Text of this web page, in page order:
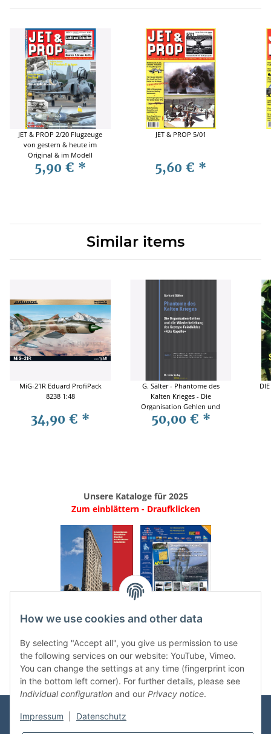
JET & PROP 2/20 Flugzeuge
von gestern & heute im
Original & im Modell
5,90 € *
JET & PROP 5/01
5,60 € *
Similar items
MiG-21R Eduard ProfiPack
8238 1:48
34,90 € *
G. Sälter - Phantome des
Kalten Krieges - Die
Organisation Gehlen und
die Wiederbelebung des
Gestapo-Feindbildes "Rote
50,00 € *
Unsere Kataloge für 2025
Zum einblättern - Draufklicken
. ..
Categories
How we use cookies and other data
By selecting "Accept all", you give us permission to use
the following services on our website: YouTube, Vimeo.
You can change the settings at any time (fingerprint icon
in the bottom left corner). For further details, please see
Individual configuration and our Privacy notice.
Impressum Datenschutz